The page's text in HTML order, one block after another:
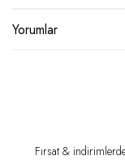
Yorumlar
Fırsat &